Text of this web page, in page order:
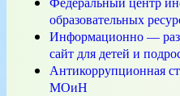
образовательных
Информационно —
сайт для детей и
Антикоррупционная
МОиН